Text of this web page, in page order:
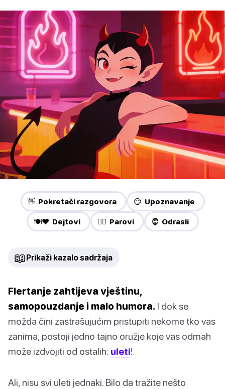
👋 Pokretači razgovora 😏 Upoznavanje
🍽️❤️ Dejtovi ❤️‍🔥 Parovi 🧔 Odrasli
📖 Prikaži kazalo sadržaja
Flertanje zahtijeva vještinu,
samopouzdanje i malo humora. I dok se
možda čini zastrašujućim pristupiti nekome tko vas
zanima, postoji jedno tajno oružje koje vas odmah
može izdvojiti od ostalih: uleti!
Ali, nisu svi uleti jednaki. Bilo da tražite nešto